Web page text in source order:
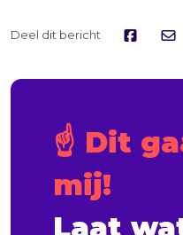
Deel dit bericht
☝️ Dit
mij!
Laat